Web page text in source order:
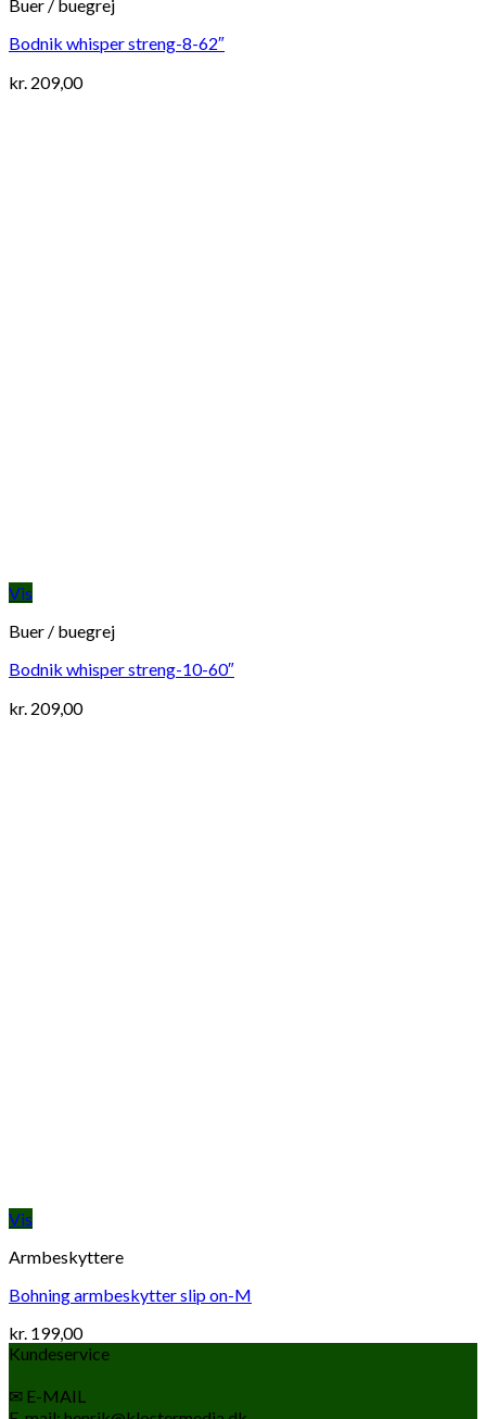
Buer / buegrej
Bodnik whisper streng-8-62″
kr. 209,00
Vis
Buer / buegrej
Bodnik whisper streng-10-60″
kr. 209,00
Vis
Armbeskyttere
Bohning armbeskytter slip on-M
kr. 199,00
Kundeservice
✉ E-MAIL